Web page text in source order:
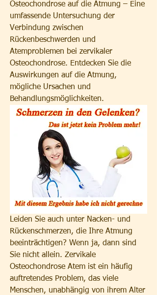
Osteochondrose auf die Atmung – Eine
umfassende Untersuchung der
Verbindung zwischen
Rückenbeschwerden und
Atemproblemen bei zervikaler
Osteochondrose. Entdecken Sie die
Auswirkungen auf die Atmung,
mögliche Ursachen und
Behandlungsmöglichkeiten.
Leiden Sie auch unter Nacken- und
Rückenschmerzen, die Ihre Atmung
beeinträchtigen? Wenn ja, dann sind
Sie nicht allein. Zervikale
Osteochondrose Atem ist ein häufig
auftretendes Problem, das viele
Menschen, unabhängig von ihrem Alter